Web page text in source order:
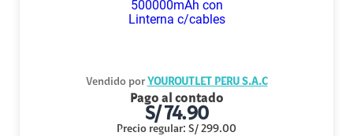
Vendido por YOUROUTLET PERU S.A.C
Pago al contado
S/74.90
Precio regular: S/ 299.00